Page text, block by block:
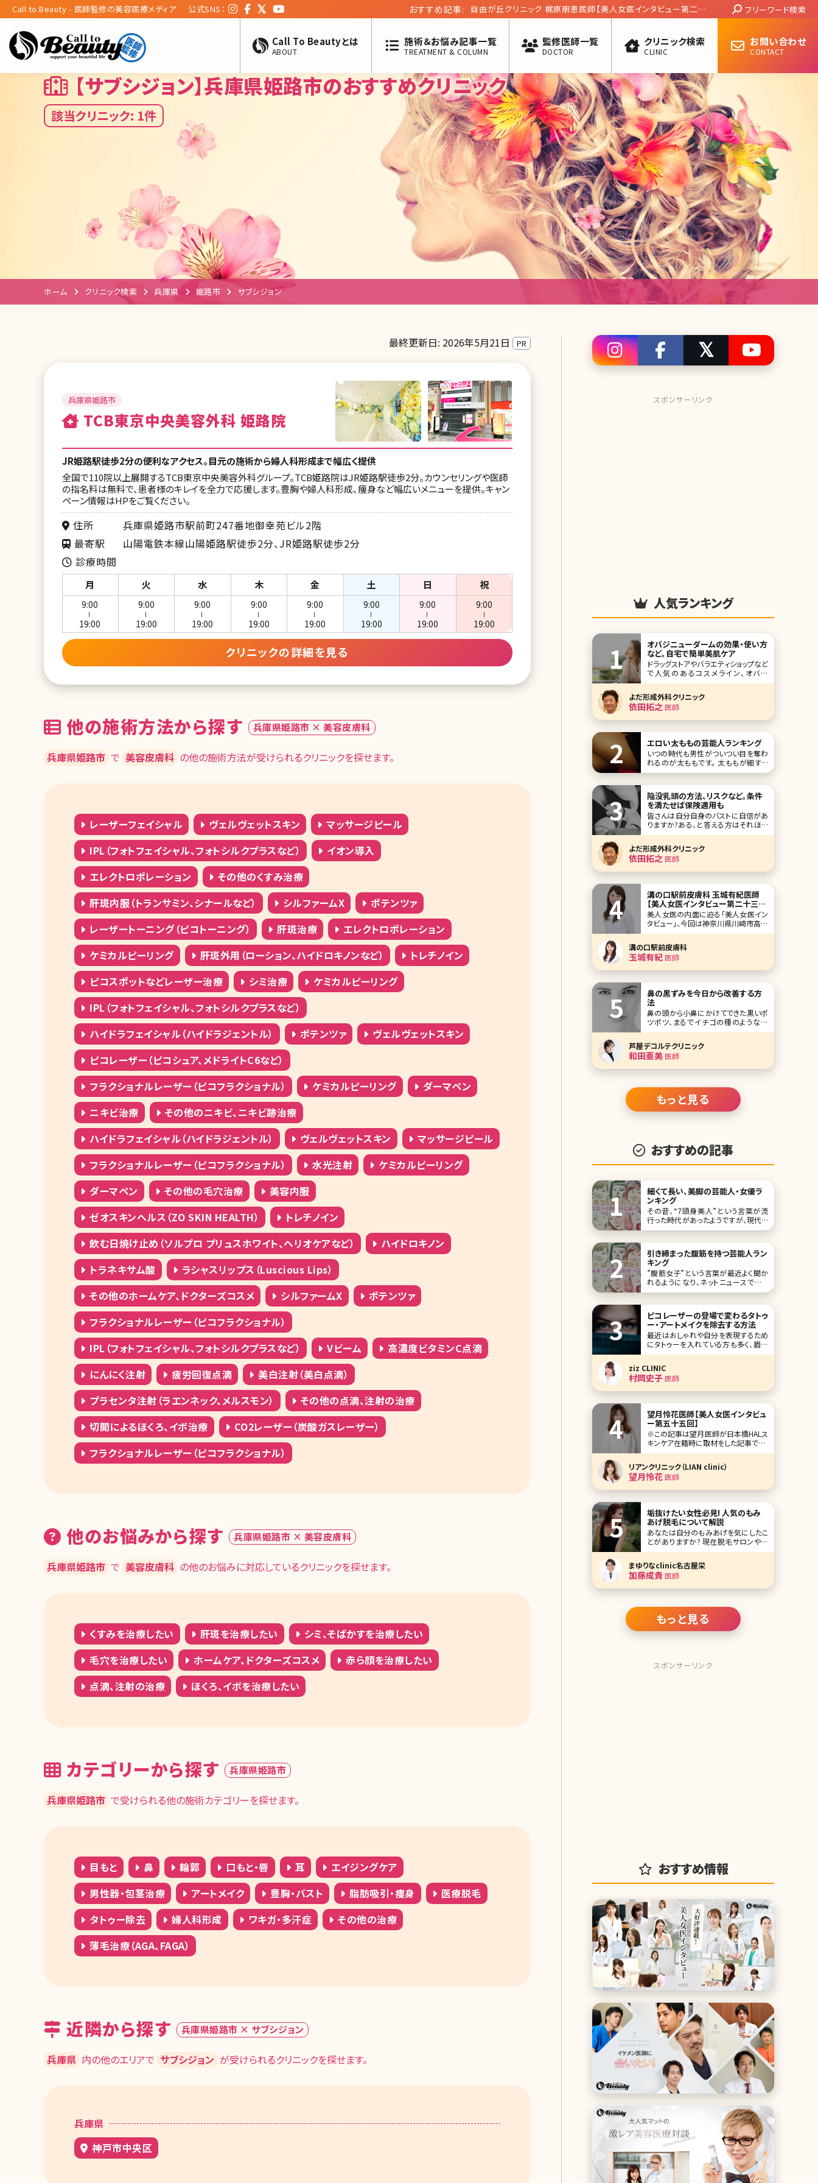
Call to Beauty - 医師監修の美容医療メディア 公式SNS： おすすめ記事:
自由が丘クリニック 梶原朋恵医師【美人女医インタビュー第二十
Search:
フリーワード検索
Call To Beautyとは
ABOUT
施術＆お悩み記事一覧
TREATMENT & COLUMN
監修医師一覧
DOCTOR
クリニック検索
CLINIC
お問い合わせ
CONTACT
【サブシジョン】兵庫県姫路市のおすすめクリニック
該当クリニック: 1件
ホーム クリニック検索 兵庫県 姫路市 サブシジョン
最終更新日: 2026年5月21日 PR
兵庫県姫路市
TCB東京中央美容外科 姫路院
JR姫路駅徒歩2分の便利なアクセス。目元の施術から婦人科形成まで幅広く提供
全国で110院以上展開するTCB東京中央美容外科グループ。TCB姫路院はJR姫路駅徒歩2分。カウンセリングや医師
の指名料は無料で、患者様のキレイを全力で応援します。豊胸や婦人科形成、痩身など幅広いメニューを提供。キャン
ペーン情報はHPをご覧ください。
住所
兵庫県姫路市駅前町247番地御幸苑ビル2階
最寄駅
山陽電鉄本線山陽姫路駅徒歩2分、JR姫路駅徒歩2分
診療時間
月 火 水 木 金 土 日 祝
9:00
19:00
9:00
19:00
9:00
19:00
9:00
19:00
9:00
19:00
9:00
19:00
9:00
19:00
9:00
19:00
クリニックの詳細を見る
他の施術方法から探す 兵庫県姫路市 × 美容皮膚科
兵庫県姫路市 で 美容皮膚科 の他の施術方法が受けられるクリニックを探せます。
レーザーフェイシャル ヴェルヴェットスキン
マッサージピール
IPL（フォトフェイシャル、フォトシルクプラスなど）
イオン導入
エレクトロポレーション
その他のくすみ治療
肝斑内服（トランサミン、シナールなど）
シルファームX
ポテンツァ
レーザートーニング（ピコトーニング）
肝斑治療
エレクトロポレーション
ケミカルピーリング
肝斑外用（ローション、ハイドロキノンなど）
トレチノイン
ピコスポットなどレーザー治療
シミ治療
ケミカルピーリング
IPL（フォトフェイシャル、フォトシルクプラスなど）
ハイドラフェイシャル（ハイドラジェントル）
ポテンツァ
ヴェルヴェットスキン
ピコレーザー（ピコシュア、メドライトC6など）
フラクショナルレーザー（ピコフラクショナル）
ケミカルピーリング
ダーマペン
ニキビ治療
その他のニキビ、ニキビ跡治療
ハイドラフェイシャル（ハイドラジェントル）
ヴェルヴェットスキン
マッサージピール
フラクショナルレーザー（ピコフラクショナル）
水光注射
ケミカルピーリング
ダーマペン
その他の毛穴治療
美容内服
ゼオスキンヘルス（ZO SKIN HEALTH）
トレチノイン
飲む日焼け止め（ソルプロ プリュスホワイト、ヘリオケアなど）
ハイドロキノン
トラネキサム酸
ラシャスリップス（Luscious Lips）
その他のホームケア、ドクターズコスメ
シルファームX
ポテンツァ
フラクショナルレーザー（ピコフラクショナル）
IPL（フォトフェイシャル、フォトシルクプラスなど）
Vビーム
高濃度ビタミンC点滴
にんにく注射
疲労回復点滴
美白注射（美白点滴）
プラセンタ注射（ラエンネック、メルスモン）
その他の点滴、注射の治療
切開によるほくろ、イボ治療
CO2レーザー（炭酸ガスレーザー）
フラクショナルレーザー（ピコフラクショナル）
他のお悩みから探す 兵庫県姫路市 × 美容皮膚科
兵庫県姫路市 で 美容皮膚科 の他のお悩みに対応しているクリニックを探せます。
くすみを治療したい 肝斑を治療したい
シミ、そばかすを治療したい
毛穴を治療したい
ホームケア、ドクターズコスメ
赤ら顔を治療したい
点滴、注射の治療
ほくろ、イボを治療したい
カテゴリーから探す 兵庫県姫路市
兵庫県姫路市 で受けられる他の施術カテゴリーを探せます。
目もと 鼻 輪郭 口もと・唇 耳
エイジングケア
男性器・包茎治療
アートメイク 豊胸・バスト 脂肪吸引・痩身
医療脱毛
タトゥー除去
婦人科形成 ワキガ・多汗症
その他の治療
薄毛治療（AGA、FAGA）
近隣から探す 兵庫県姫路市 × サブシジョン
兵庫県 内の他のエリアで サブシジョン が受けられるクリニックを探せます。
兵庫県
神戸市中央区
スポンサーリンク
人気ランキング
オバジニューダームの効果・使い方
など。自宅で簡単美肌ケア
ドラッグストアやバラエティショップなど
で人気のあるコスメライン、オバジ
(Obagi)シリーズ。高濃度ビタミンCの
美容液を使ったことのある方も多いの
ではないでしょうか。このオバジシリー
ズのワンランク上のライン、オバジメデ
ィカルの中で人気が高いのが「オバジ
よだ形成外科クリニック
依田拓之 医師
エロい太ももの芸能人ランキング
いつの時代も男性がついつい目を奪わ
れるのが太ももです。 太ももが細すぎ
る女性は男性にはウケません。程よい
ーな太ももは男性から見て「エロい」と
感じさせます。 男性が思わず見惚れて
しまうようなエロく、セクシー
陥没乳頭の方法、リスクなど。条件
を満たせば保険適用も
皆さんは自分自身のバストに自信があ
りますか?ある、と答える方はそれほど
多くないのではないでしょうか。バスト
の大きさやハリ、乳頭部分の色など、バ
ストに関する悩みは意外に多いもの。
そのなかでも人に相談しづらいのが、
陥没乳頭（かんぼつにゅうとう）です。陥
んで内側に入って
よだ形成外科クリニック
依田拓之 医師
溝の口駅前皮膚科 玉城有紀医師
【美人女医インタビュー第二十三
回】
美人女医の内面に迫る「美人女医イン
タビュー」、今回は神奈川県川崎市高津
区、東急線溝の口駅から徒歩1分の好
立地にある溝の口駅前皮膚科の玉城
有紀先生です。 溝の口駅前皮膚科では
皮膚科の診療がメインで、美容部門は
一部のお薬だけです。まさに地域密着
溝の口駅前皮膚科
玉城有紀医師
鼻の黒ずみを今日から改善する方
法
鼻の頭から小鼻にかけてできた黒いポ
ツポツ、まるでイチゴの種のようなの
で、この状態をイチゴ鼻と呼ぶことがあ
ります。鼻の黒ずみの原因は皮脂の詰
まりであると思われがちですが、実は
鼻の毛穴を詰まらせている成分の約
70％はタンパク質でできています。 つま
行ったとしても、そ
芦屋デコルテクリニック
和田亜美医師
もっと見る
おすすめの記事
細くて長い、美脚の芸能人・女優ラ
ンキング
その昔、“7頭身美人”という言葉が流
行った時代があったようですが、現代で
は7頭身どころではなく、8頭身、9頭身
のイメージが一掃されつつあります。そ
の背景には、豊かな食生活が挙げられ
ますが、女性たちの美意識の向上もそ
れに拍車を
引き締まった腹筋を持つ芸能人ラン
キング
”腹筋女子”という言葉が最近よく聞か
れるようになり、ネットニュースでもた
びたび取り上げられています。最近は
筋が割れている女性も多いといいます。
女性の場合は腹筋をすると便秘に効い
たり、くびれなどにも効果的ということ
もあり、美を意識する人にはトレンドと
なりつつある”引き
ピコレーザーの登場で変わるタトゥ
ー・アートメイクを除去する方法
最近はおしゃれや自分を表現するため
にタトゥーを入れている方も多く、眉毛
やリップなどのアートメイクも主流にな
を受けられた方は多いのではないでし
ょうか? どちらもとっても良い施術です
が、受けてみると「思った感じと違
変わってしまっ
ziz CLINIC
村岡史子医師
望月怜花医師【美人女医インタビュ
ー第五十五回】
※この記事は望月医師が日本橋HALス
キンケア在籍時に取材をした記事です。
「美人女医インタビュー」第五十五回
は、東京人形町駅からすぐの日本橋
HALスキンケアの望月怜花（もちづき
れいか）先生です。 日本橋HALスキンケ
アは、歯科クリニック経営の医療法人
リアンクリニック（LIAN clinic）
望月怜花医師
垢抜けたい女性必見! 人気のもみ
あげ脱毛について解説
あなたは自分のもみあげを気にしたこ
とがありますか? 現在脱毛サロンや脱
毛クリニックが増えてきているため、男
女ともに脱毛をする人が増えています。
脱毛というと脇や脚、VIOなどの箇所を
イメージする人たちが多いですが、今じ
わじわと注目されているのが「もみあ
まゆりなclinic名古屋栄
加藤成貴医師
もっと見る
スポンサーリンク
おすすめ情報